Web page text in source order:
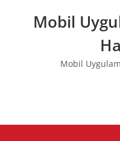
Mobil
Mobil